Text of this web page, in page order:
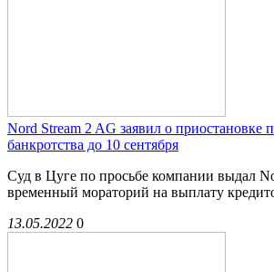
Nord Stream 2 AG заявил о приостановке
банкротства до 10 сентября
Суд в Цуге по просьбе компании выдал
временный мораторий на выплату
13.05.2022 0